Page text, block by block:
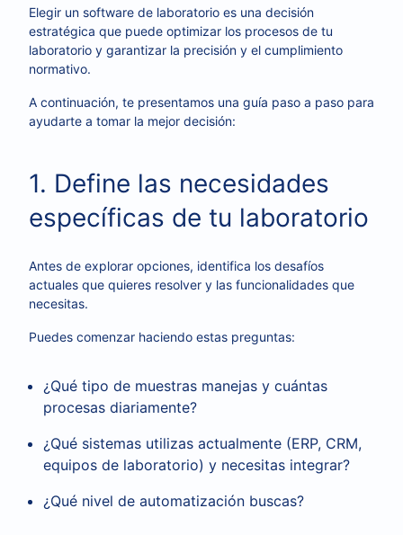
Elegir un software de laboratorio es una decisión
estratégica que puede optimizar los procesos de tu
laboratorio y garantizar la precisión y el cumplimiento
normativo.
A continuación, te presentamos una guía paso a paso para
ayudarte a tomar la mejor decisión:
1. Define las necesidades
específicas de tu laboratorio
Antes de explorar opciones, identifica los desafíos
actuales que quieres resolver y las funcionalidades que
necesitas.
Puedes comenzar haciendo estas preguntas:
¿Qué tipo de muestras manejas y cuántas
procesas diariamente?
¿Qué sistemas utilizas actualmente (ERP, CRM,
equipos de laboratorio) y necesitas integrar?
¿Qué nivel de automatización buscas?